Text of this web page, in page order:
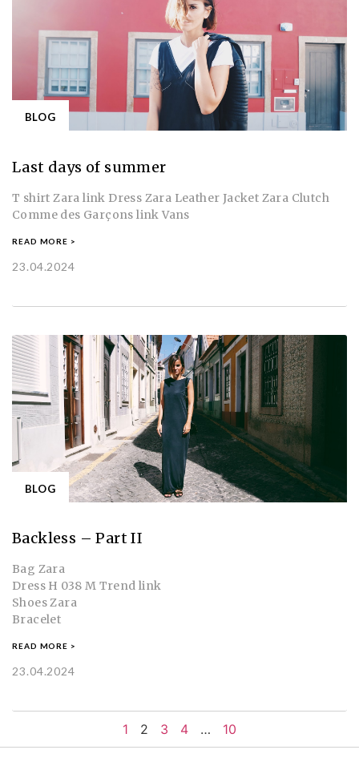
BLOG
Last days of summer
T shirt Zara link Dress Zara Leather Jacket Zara Clutch
Comme des Garçons link Vans
READ MORE >
23.04.2024
BLOG
Backless – Part II
Bag Zara
Dress H 038 M Trend link
Shoes Zara
Bracelet
READ MORE >
23.04.2024
1 2 3 4 … 10